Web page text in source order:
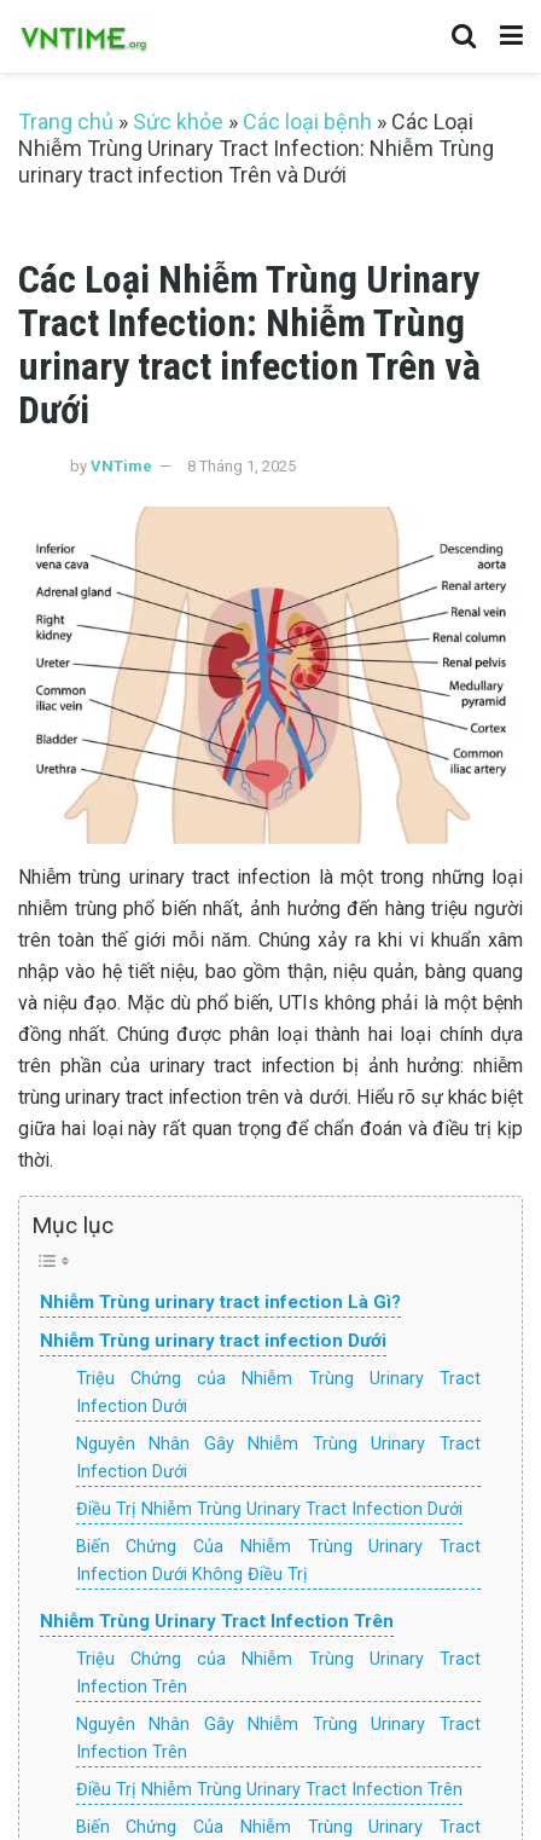
Trang chủ » Sức khỏe » Các loại bệnh » Các Loại
Nhiễm Trùng Urinary Tract Infection: Nhiễm Trùng
urinary tract infection Trên và Dưới
Các Loại Nhiễm Trùng Urinary
Tract Infection: Nhiễm Trùng
urinary tract infection Trên và
Dưới
by VNTime 8 Tháng 1, 2025
Nhiễm trùng urinary tract infection là một trong những loại
nhiễm trùng phổ biến nhất, ảnh hưởng đến hàng triệu người
trên toàn thế giới mỗi năm. Chúng xảy ra khi vi khuẩn xâm
nhập vào hệ tiết niệu, bao gồm thận, niệu quản, bàng quang
và niệu đạo. Mặc dù phổ biến, UTIs không phải là một bệnh
đồng nhất. Chúng được phân loại thành hai loại chính dựa
trên phần của urinary tract infection bị ảnh hưởng: nhiễm
trùng urinary tract infection trên và dưới. Hiểu rõ sự khác biệt
giữa hai loại này rất quan trọng để chẩn đoán và điều trị kịp
thời.
Mục lục
Nhiễm Trùng urinary tract infection Là Gì?
Nhiễm Trùng urinary tract infection Dưới
Triệu Chứng của Nhiễm Trùng Urinary Tract
Infection Dưới
Nguyên Nhân Gây Nhiễm Trùng Urinary Tract
Infection Dưới
Điều Trị Nhiễm Trùng Urinary Tract Infection Dưới
Biến Chứng Của Nhiễm Trùng Urinary Tract
Infection Dưới Không Điều Trị
Nhiễm Trùng Urinary Tract Infection Trên
Triệu Chứng của Nhiễm Trùng Urinary Tract
Infection Trên
Nguyên Nhân Gây Nhiễm Trùng Urinary Tract
Infection Trên
Điều Trị Nhiễm Trùng Urinary Tract Infection Trên
Biến Chứng Của Nhiễm Trùng Urinary Tract